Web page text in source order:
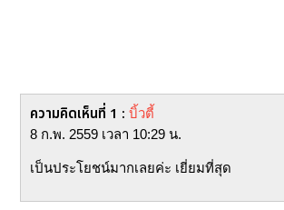
ความคิดเห็นที่ 1 :บิ้วตี้
8 ก.พ. 2559 เวลา 10:29 น.
เป็นประโยชน์มากเลยค่ะ เยี่ยมที่สุด